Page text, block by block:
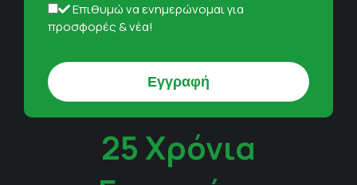
Επιθυμώ να ενημερώνομαι για
προσφορές & νέα!
25 Χρόνια